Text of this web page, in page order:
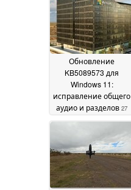
Обновление
KB5089573 для
Windows 11:
исправление общего
аудио и разделов 27
May 2026